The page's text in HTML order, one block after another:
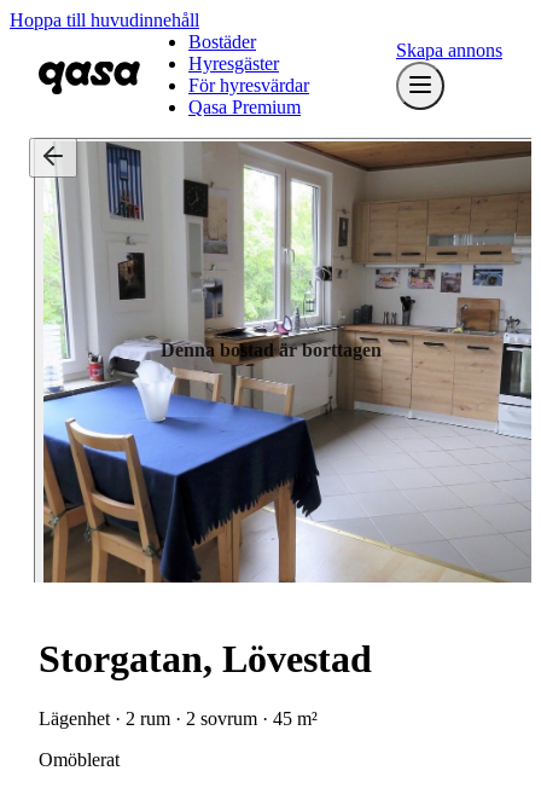
Hoppa till huvudinnehåll
Bostäder
Hyresgäster
För hyresvärdar
Qasa Premium
Skapa annons
Denna bostad är borttagen
Storgatan, Lövestad
Lägenhet · 2 rum · 2 sovrum · 45 m²
Omöblerat